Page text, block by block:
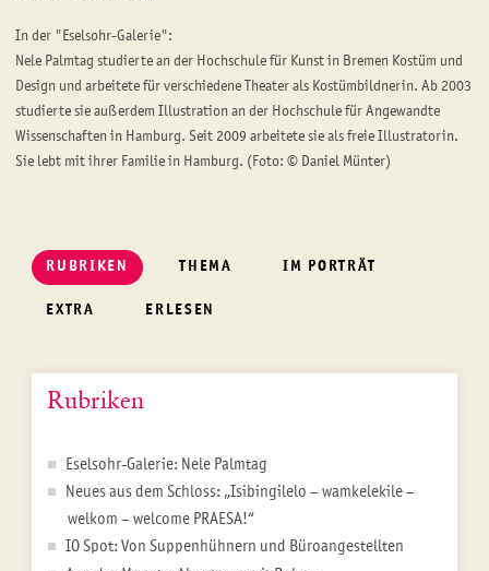
In der "Eselsohr-Galerie":
Nele Palmtag studierte an der Hochschule für Kunst in Bremen Kostüm und
Design und arbeitete für verschiedene Theater als Kostümbildnerin. Ab 2003
studierte sie außerdem Illustration an der Hochschule für Angewandte
Wissenschaften in Hamburg. Seit 2009 arbeitete sie als freie Illustratorin.
Sie lebt mit ihrer Familie in Hamburg. (Foto: © Daniel Münter)
RUBRIKEN THEMA IM PORTRÄT
EXTRA ERLESEN
Rubriken
Eselsohr-Galerie: Nele Palmtag
Neues aus dem Schloss: „Isibingilelo – wamkelekile –
welkom – welcome PRAESA!“
IO Spot: Von Suppenhühnern und Büroangestellten